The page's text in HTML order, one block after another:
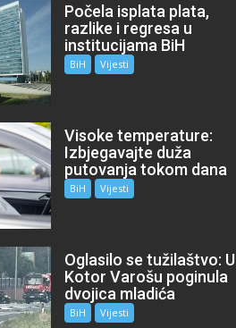
Počela isplata plata,
razlike i regresa u
institucijama BiH
BiH Vijesti
Visoke temperature:
Izbjegavajte duža
putovanja tokom dana
BiH Vijesti
Oglasilo se tužilaštvo: U
Kotor Varošu poginula
dvojica mladića
BiH Vijesti